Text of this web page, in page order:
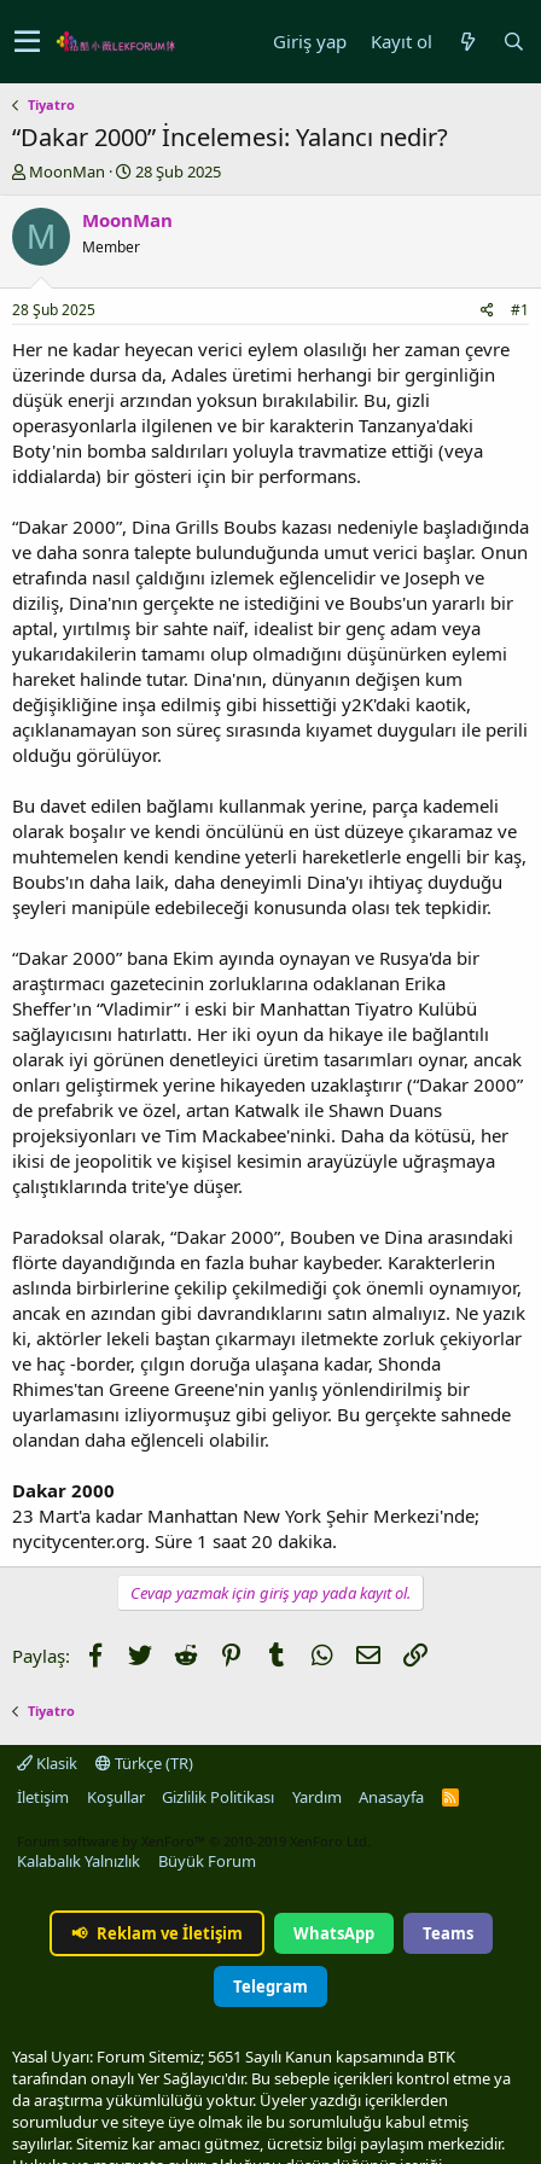
Giriş yap Kayıt ol
Tiyatro
“Dakar 2000” İncelemesi: Yalancı nedir?
K
n
u
y
b
a
ş
a
t
a
n
MoonMan
B
ş
a
ç
a
r
i
h
i
28 Şub 2025
M MoonMan
Member
28 Şub 2025 #1
Her ne kadar heyecan verici eylem olasılığı her zaman çevre
üzerinde dursa da, Adales üretimi herhangi bir gerginliğin
düşük enerji arzından yoksun bırakılabilir. Bu, gizli
operasyonlarla ilgilenen ve bir karakterin Tanzanya'daki
Boty'nin bomba saldırıları yoluyla travmatize ettiği (veya
iddialarda) bir gösteri için bir performans.
“Dakar 2000”, Dina Grills Boubs kazası nedeniyle başladığında
ve daha sonra talepte bulunduğunda umut verici başlar. Onun
etrafında nasıl çaldığını izlemek eğlencelidir ve Joseph ve
diziliş, Dina'nın gerçekte ne istediğini ve Boubs'un yararlı bir
aptal, yırtılmış bir sahte naïf, idealist bir genç adam veya
yukarıdakilerin tamamı olup olmadığını düşünürken eylemi
hareket halinde tutar. Dina'nın, dünyanın değişen kum
değişikliğine inşa edilmiş gibi hissettiği y2K'daki kaotik,
açıklanamayan son süreç sırasında kıyamet duyguları ile perili
olduğu görülüyor.
Bu davet edilen bağlamı kullanmak yerine, parça kademeli
olarak boşalır ve kendi öncülünü en üst düzeye çıkaramaz ve
muhtemelen kendi kendine yeterli hareketlerle engelli bir kaş,
Boubs'ın daha laik, daha deneyimli Dina'yı ihtiyaç duyduğu
şeyleri manipüle edebileceği konusunda olası tek tepkidir.
“Dakar 2000” bana Ekim ayında oynayan ve Rusya'da bir
araştırmacı gazetecinin zorluklarına odaklanan Erika
Sheffer'ın “Vladimir” i eski bir Manhattan Tiyatro Kulübü
sağlayıcısını hatırlattı. Her iki oyun da hikaye ile bağlantılı
olarak iyi görünen denetleyici üretim tasarımları oynar, ancak
onları geliştirmek yerine hikayeden uzaklaştırır (“Dakar 2000”
de prefabrik ve özel, artan Katwalk ile Shawn Duans
projeksiyonları ve Tim Mackabee'ninki. Daha da kötüsü, her
ikisi de jeopolitik ve kişisel kesimin arayüzüyle uğraşmaya
çalıştıklarında trite'ye düşer.
Paradoksal olarak, “Dakar 2000”, Bouben ve Dina arasındaki
flörte dayandığında en fazla buhar kaybeder. Karakterlerin
aslında birbirlerine çekilip çekilmediği çok önemli oynamıyor,
ancak en azından gibi davrandıklarını satın almalıyız. Ne yazık
ki, aktörler lekeli baştan çıkarmayı iletmekte zorluk çekiyorlar
ve haç -border, çılgın doruğa ulaşana kadar, Shonda
Rhimes'tan Greene Greene'nin yanlış yönlendirilmiş bir
uyarlamasını izliyormuşuz gibi geliyor. Bu gerçekte sahnede
olandan daha eğlenceli olabilir.
Dakar 2000
23 Mart'a kadar Manhattan New York Şehir Merkezi'nde;
nycitycenter.org. Süre 1 saat 20 dakika.
Cevap yazmak için giriş yap yada kayıt ol.
Paylaş: Facebook
TwitterReddit PinterestTumblrWhatsApp
E-postaLink
Tiyatro
Klasik
Türkçe (TR)
İletişim
Koşullar Gizlilik Politikası Yardım Anasayfa
R
Forum software by XenForo™ © 2010-2019 XenForo Ltd.
Kalabalık Yalnızlık Büyük Forum
📢 Reklam ve İletişim WhatsApp Teams
Telegram
Yasal Uyarı: Forum Sitemiz; 5651 Sayılı Kanun kapsamında BTK
tarafından onaylı Yer Sağlayıcı'dır. Bu sebeple içerikleri kontrol etme ya
da araştırma yükümlülüğü yoktur. Üyeler yazdığı içeriklerden
sorumludur ve siteye üye olmak ile bu sorumluluğu kabul etmiş
sayılırlar. Sitemiz kar amacı gütmez, ücretsiz bilgi paylaşım merkezidir.